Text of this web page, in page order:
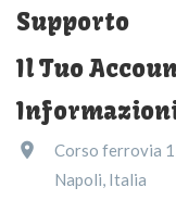
Supporto
Il Tuo

Corso ferrovia
Napoli, Italia